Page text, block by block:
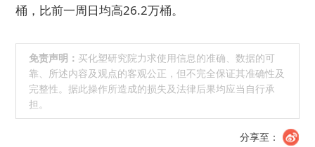
桶，比前一周日均高26.2万桶。
免责声明： 买化塑研究院力求使用信息的准确、数据的可
靠、所述内容及观点的客观公正，但不完全保证其准确性及
完整性。据此操作所造成的损失及法律后果均应当自行承
担。
分享至：